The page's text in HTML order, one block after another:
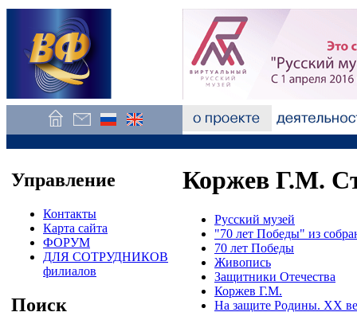
Управление
Контакты
Карта сайта
ФОРУМ
ДЛЯ СОТРУДНИКОВ
филиалов
Поиск
Коржев Г.М.
Русский музей
"70 лет Победы" из
70 лет Победы
Живопись
Защитники Отечества
Коржев Г.М.
На защите Родины. XX